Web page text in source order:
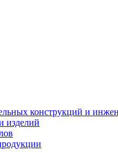
конструкций и
изделий